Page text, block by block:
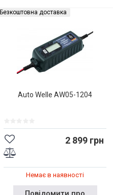
Безкоштовна доставка
Auto Welle AW05-1204
2 899 грн
Немає в наявності